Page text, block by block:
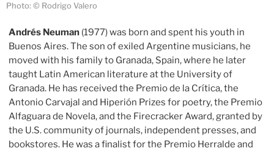
Photo: © Rodrigo Valero
Andrés Neuman (1977) was born and spent his youth in
Buenos Aires. The son of exiled Argentine musicians, he
moved with his family to Granada, Spain, where he later
taught Latin American literature at the University of
Granada. He has received the Premio de la Crítica, the
Antonio Carvajal and Hiperión Prizes for poetry, the Premio
Alfaguara de Novela, and the Firecracker Award, granted by
the U.S. community of journals, independent presses, and
bookstores. He was a finalist for the Premio Herralde and